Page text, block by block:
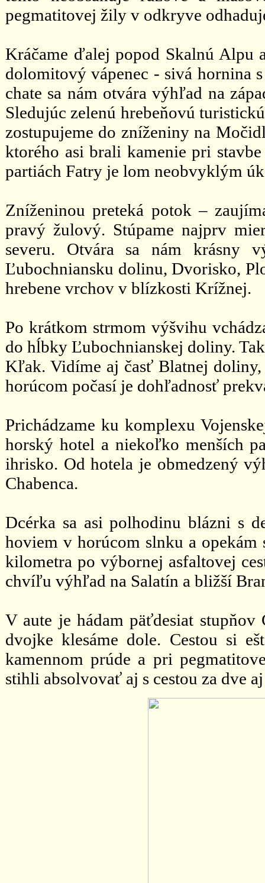
pegmatitovej žily v odkryve
Kráčame ďalej popod Skalnú Alpu
dolomitový vápenec - sivá
chate sa nám otvára výhľad na
Sledujúc zelenú hrebeňovú
zostupujeme do zníženiny na
ktorého asi brali kamenie pri
partiách Fatry je lom neobvyklým
Zníženinou preteká potok –
pravý žulový. Stúpame najprv
severu. Otvára sa nám krásny
Ľubochniansku dolinu, Dvorisko,
hrebene vrchov v blízkosti Krížnej.
Po krátkom strmom výšvihu
do hĺbky Ľubochnianskej doliny.
Kľak. Vidíme aj časť Blatnej
horúcom počasí je dohľadnosť
Prichádzame ku komplexu
horský hotel a niekoľko menších
ihrisko. Od hotela je obmedzený
Chabenca.
Dcérka sa asi polhodinu blázni s
hoviem v horúcom slnku a
kilometra po výbornej asfaltovej
chvíľu výhľad na Salatín a bližší
V aute je hádam päťdesiat
dvojke klesáme dole. Cestou si
kamennom prúde a pri
stihli absolvovať aj s cestou za dve